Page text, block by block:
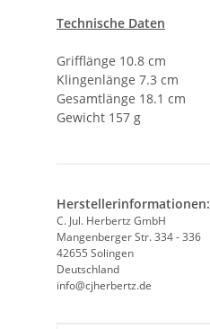
Technische Daten
Grifflänge 10.8 cm
Klingenlänge 7.3 cm
Gesamtlänge 18.1 cm
Gewicht 157 g
Herstellerinformationen:
C. Jul. Herbertz GmbH
Mangenberger Str. 334 - 336
42655 Solingen
Deutschland
info@cjherbertz.de